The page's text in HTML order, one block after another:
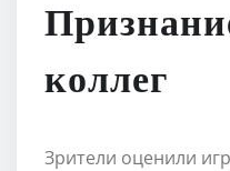
коллег
Зрители оценили